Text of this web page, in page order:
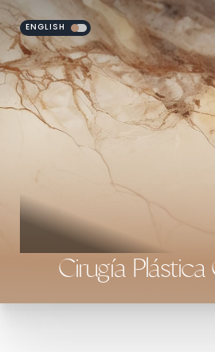
ENGLISH
Cirugía
Accessibility Menu (CTRL + U)
◑